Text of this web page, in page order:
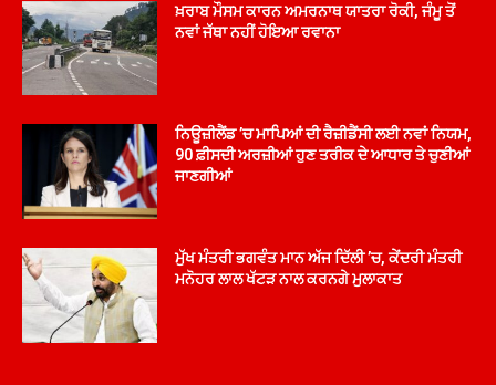
ਖ਼ਰਾਬ ਮੌਸਮ ਕਾਰਨ ਅਮਰਨਾਥ ਯਾਤਰਾ ਰੋਕੀ, ਜੰਮੂ ਤੋਂ
ਨਵਾਂ ਜੱਥਾ ਨਹੀਂ ਹੋਇਆ ਰਵਾਨਾ
ਨਿਊਜ਼ੀਲੈਂਡ ’ਚ ਮਾਪਿਆਂ ਦੀ ਰੈਜ਼ੀਡੈਂਸੀ ਲਈ ਨਵਾਂ ਨਿਯਮ,
90 ਫ਼ੀਸਦੀ ਅਰਜ਼ੀਆਂ ਹੁਣ ਤਰੀਕ ਦੇ ਆਧਾਰ ਤੇ ਚੁਣੀਆਂ
ਜਾਣਗੀਆਂ
ਮੁੱਖ ਮੰਤਰੀ ਭਗਵੰਤ ਮਾਨ ਅੱਜ ਦਿੱਲੀ ’ਚ, ਕੇਂਦਰੀ ਮੰਤਰੀ
ਮਨੋਹਰ ਲਾਲ ਖੱਟੜ ਨਾਲ ਕਰਨਗੇ ਮੁਲਾਕਾਤ